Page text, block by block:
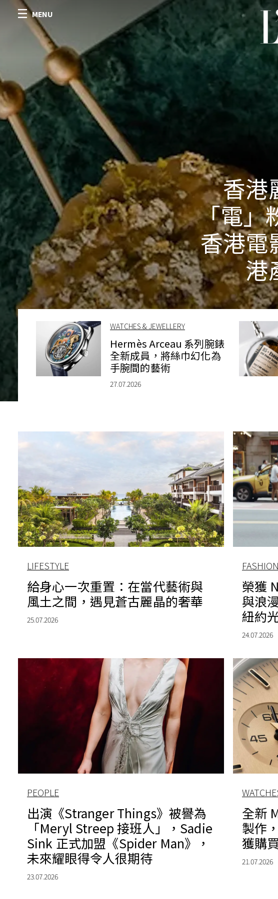
MENU
香港
「電」
香港電
港
WATCHES & JEWELLERY
Hermès Arceau 系列腕錶
全新成員，將絲巾幻化為
手腕間的藝術
27.07.2026
LIFESTYLE
給身心一次重置：在當代藝術與
風土之間，遇見蒼古麗晶的奢華
25.07.2026
FASHION
榮獲
與浪
紐約
24.07.2026
PEOPLE
出演《Stranger Things》被譽為
「Meryl Streep 接班人」，Sadie
Sink 正式加盟《Spider Man》，
未來耀眼得令人很期待
23.07.2026
全新
製作
獲購
21.07.2026